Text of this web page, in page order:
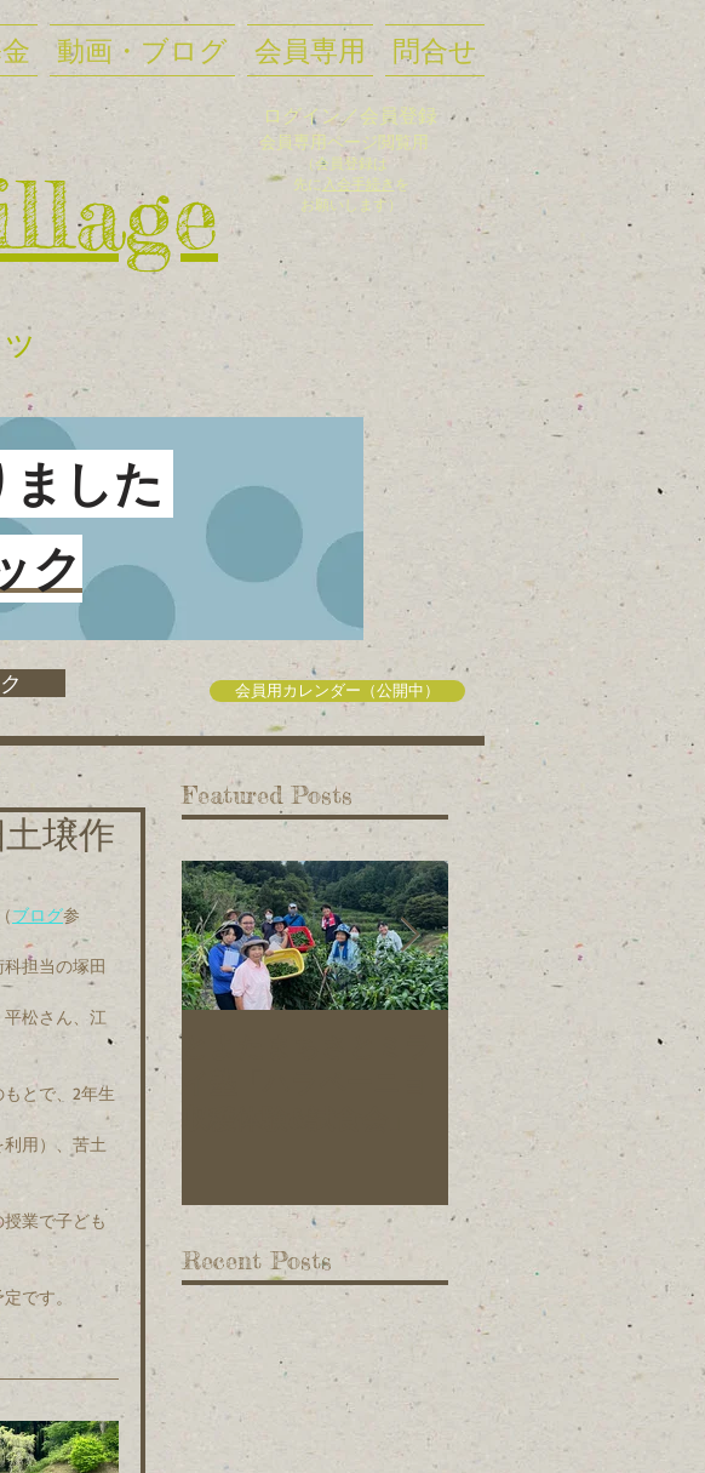
動画・ブログ 会員専用 問合せ
会員専用ページ閲覧用
（会員登録は
先に 入 会手続き を
お願いします）
ログイン／会員登録
した
ク
会員用カレンダー（公開中）
壌作
ブログ参
担当の塚田
松さん、江
とで、2年生
用）、苦土
業で子ども
です。
Featured Posts
旭元気野菜プロジェ
クトの仲間を募集し
ています！
Recent Posts